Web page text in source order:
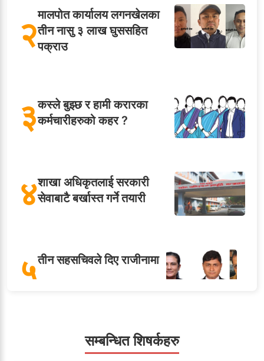
२मालपोत कार्यालय लगनखेलका
तीन नासु ३ लाख घुससहित
पक्राउ
३कस्ले बुझ्छ र हामी करारका
कर्मचारीहरुको कहर ?
४शाखा अधिकृतलाई सरकारी
सेवाबाटै बर्खास्त गर्ने तयारी
५तीन सहसचिवले दिए राजीनामा
सहसचिवमा प्रथम भएका
विजयकुमार शर्माको लोकसेवा
सम्बन्धित शिषर्कहरु